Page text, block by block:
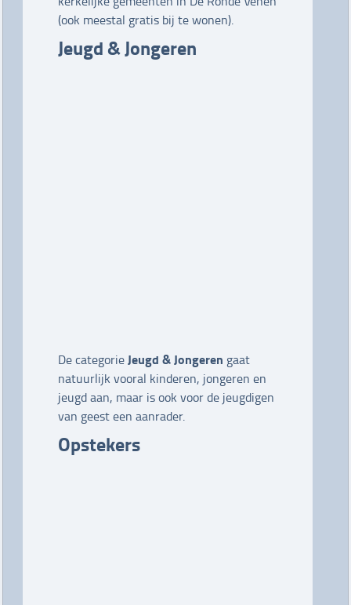
(ook meestal gratis bij te wonen).
Jeugd & Jongeren
De categorieJeugd & Jongeren gaat
natuurlijk vooral kinderen, jongeren en
jeugd aan, maar is ook voor de jeugdigen
van geest een aanrader.
Opstekers